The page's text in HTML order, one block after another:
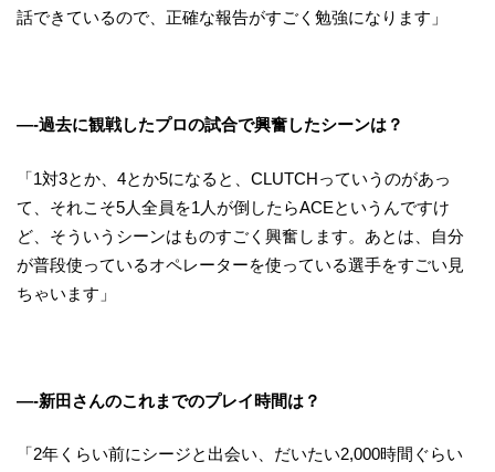
話できているので、正確な報告がすごく勉強になります」
—-過去に観戦したプロの試合で興奮したシーンは？
「1対3とか、4とか5になると、CLUTCHっていうのがあっ
て、それこそ5人全員を1人が倒したらACEというんですけ
ど、そういうシーンはものすごく興奮します。あとは、自分
が普段使っているオペレーターを使っている選手をすごい見
ちゃいます」
—-新田さんのこれまでのプレイ時間は？
「2年くらい前にシージと出会い、だいたい2,000時間ぐらい